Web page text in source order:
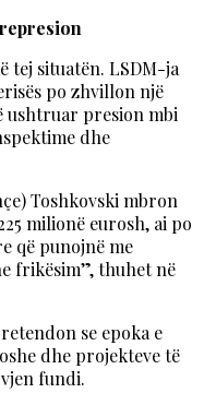
tej situatën. LSDM-ja
po zhvillon një
ushtruar presion mbi
dhe
Toshkovski mbron
milionë eurosh, ai po
që punojnë me
frikësim”, thuhet në
se epoka e
dhe projekteve të
fundi.